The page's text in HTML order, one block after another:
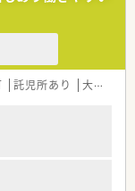
託児所あり 大手チェーン以外